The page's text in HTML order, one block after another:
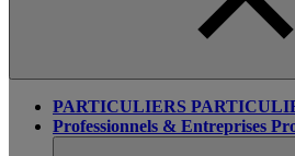
PARTICULIERS
Professionnels & Entreprises